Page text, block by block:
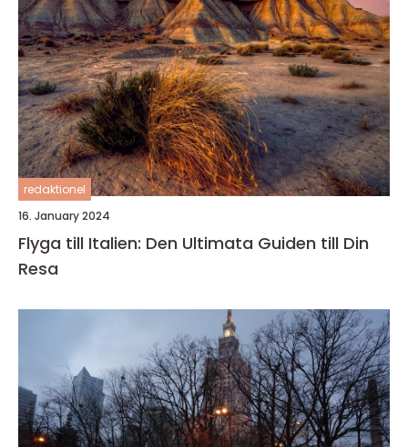
redaktionel
16. January 2024
Flyga till Italien: Den Ultimata Guiden till Din
Resa